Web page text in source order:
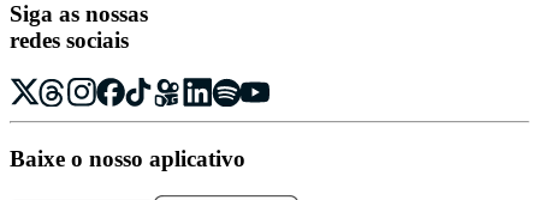
Siga as nossas
redes sociais
Baixe o nosso aplicativo